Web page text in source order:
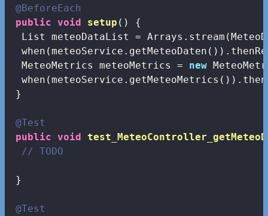
@BeforeEach
public void setup ()
{
  List
meteoDataList =
  MeteoMetrics meteoMetrics =
new
}
@Test
public void
// TODO
}
@Test